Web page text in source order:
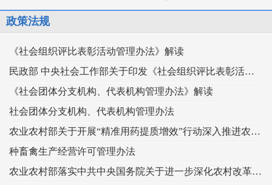
政策法规
《社会组织评比表彰活动管理办法》解读
民政部 中央社会工作部关于印发《社会组织评比表彰活动管理办法》的通知
《社会团体分支机构、代表机构管理办法》解读
社会团体分支机构、代表机构管理办法
农业农村部关于开展“精准用药提质增效”行动深入推进农药科学安全使用工作的指导意见
种畜禽生产经营许可管理办法
农业农村部落实中共中央国务院关于进一步深化农村改革扎实推进乡村全面振兴 工作部署的实施意见